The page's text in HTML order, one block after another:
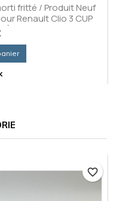
fritté / Produit Neuf
Renault Clio 3 CUP
favorite_border